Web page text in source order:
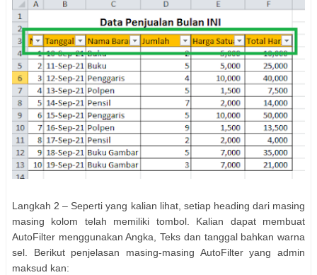
Langkah 2 – Seperti yang kalian lihat, setiap heading dari masing
masing kolom telah memiliki tombol. Kalian dapat membuat
AutoFilter menggunakan Angka, Teks dan tanggal bahkan warna
sel. Berikut penjelasan masing-masing AutoFilter yang admin
maksud kan: